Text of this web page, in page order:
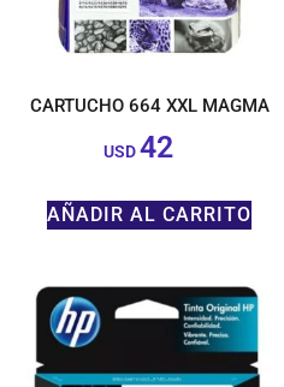
CARTUCHO 664 XXL MAGMA
USD 42$
AÑADIR AL CARRITO